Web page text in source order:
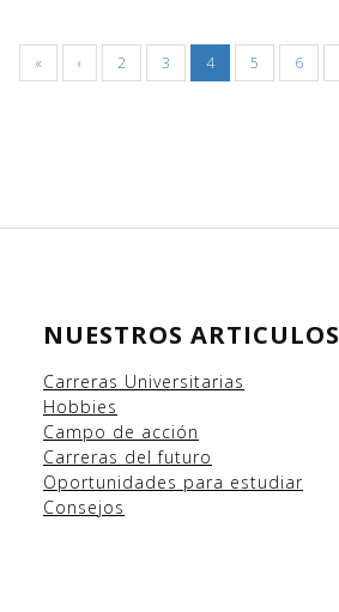
« ‹ 2 3 4 5 6
NUESTROS ARTICULOS
Carreras Universitarias
Hobbies
Campo de acción
Carreras del futuro
Oportunidades para estudiar
Consejos